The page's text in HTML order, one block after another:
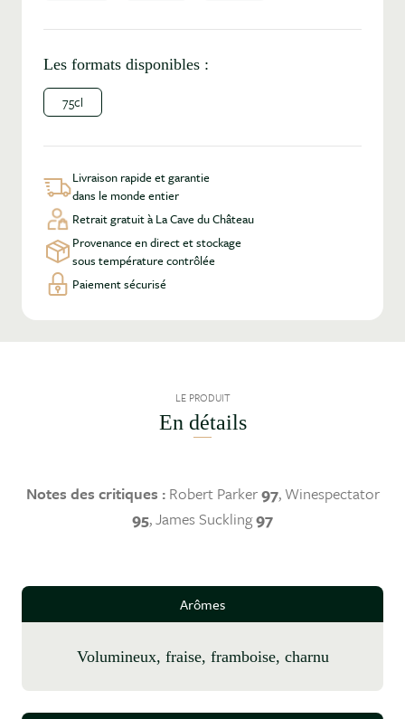
Les formats disponibles :
75cl
Livraison rapide et garantie
dans le monde entier
Retrait gratuit à La Cave du Château
Provenance en direct et stockage
sous température contrôlée
Paiement sécurisé
LE PRODUIT
En détails
Notes des critiques : Robert Parker97, Winespectator
95, James Suckling97
Arômes
volumineux, fraise, framboise, charnu